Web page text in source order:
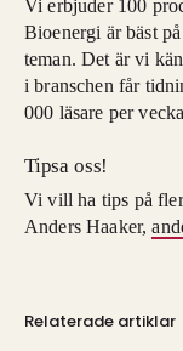
Vi erbjuder 100
Bioenergi är bäst
teman. Det är vi
i branschen får
000 läsare per
Tipsa oss!
Vi vill ha tips på
Anders Haaker,
Relaterade artiklar